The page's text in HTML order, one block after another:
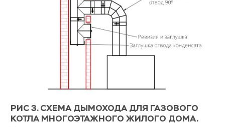
РИС 3. СХЕМА ДЫМОХОДА ДЛЯ ГАЗОВОГО
КОТЛА МНОГОЭТАЖНОГО ЖИЛОГО ДОМА.